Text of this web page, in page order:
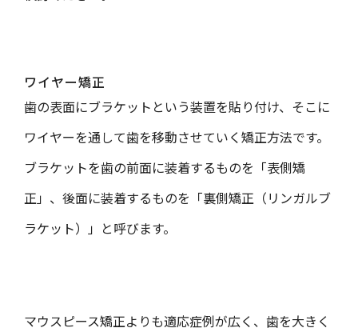
ワイヤー矯正
歯の表面にブラケットという装置を貼り付け、そこに
ワイヤーを通して歯を移動させていく矯正方法です。
ブラケットを歯の前面に装着するものを「表側矯
正」、後面に装着するものを「裏側矯正（リンガルブ
ラケット）」と呼びます。
マウスピース矯正よりも適応症例が広く、歯を大きく